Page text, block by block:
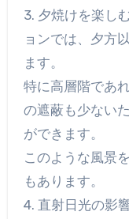
3. 夕焼けを楽し
ョンでは、夕方
ます。
特に高層階であ
の遮蔽も少ない
ができます。
このような風景
もあります。
4. 直射日光の影